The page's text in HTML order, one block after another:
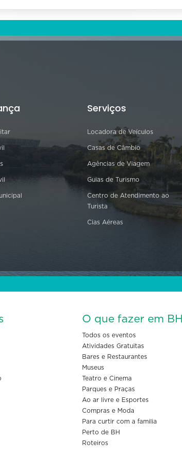
Serviços
Locadora de Veículos
Casas de Câmbio
Agências de Viagem
Guias de Turismo
Centro de Atendimento ao
Turista
Cias Aéreas
O que fazer em BH
Todos os eventos
Atividades Gratuitas
Bares e Restaurantes
Museus
Teatro e Cinema
Parques e Praças
Ao ar livre e Esportes
Compras e Moda
Para curtir com a familia
Perto de BH
Roteiros